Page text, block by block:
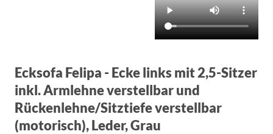
Ecksofa Felipa - Ecke links mit 2,5-Sitzer
inkl. Armlehne verstellbar und
Rückenlehne/Sitztiefe verstellbar
(motorisch), Leder, Grau